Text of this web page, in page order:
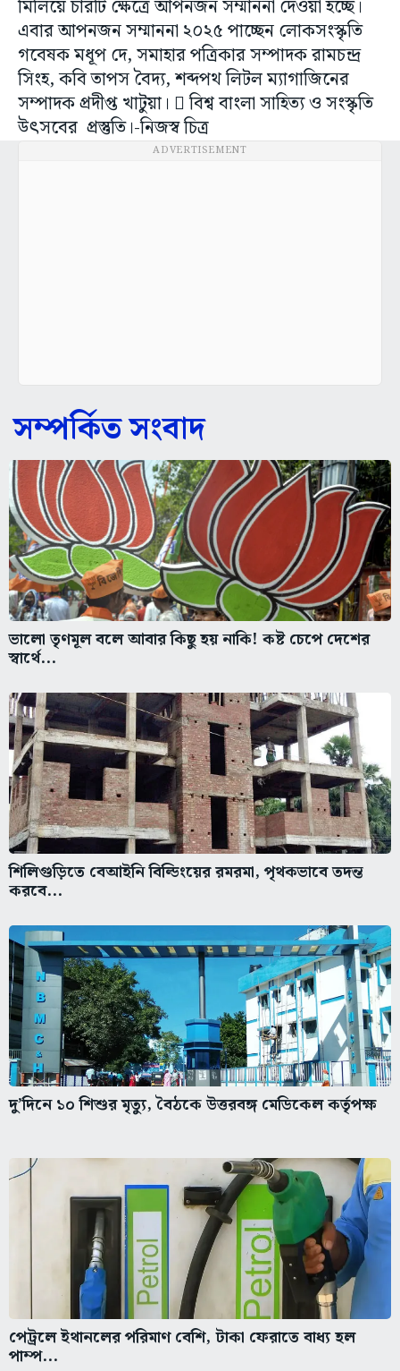
মিলিয়ে চারটি ক্ষেত্রে আপনজন সম্মাননা দেওয়া হচ্ছে।
এবার আপনজন সম্মাননা ২০২৫ পাচ্ছেন লোকসংস্কৃতি
গবেষক মধূপ দে, সমাহার পত্রিকার সম্পাদক রামচন্দ্র
সিংহ, কবি তাপস বৈদ্য, শব্দপথ লিটল ম্যাগাজিনের
সম্পাদক প্রদীপ্ত খাটুয়া।  বিশ্ব বাংলা সাহিত্য ও সংস্কৃতি
উৎসবের প্রস্তুতি।-নিজস্ব চিত্র
ADVERTISEMENT
সম্পর্কিত সংবাদ
ভালো তৃণমূল বলে আবার কিছু হয় নাকি! কষ্ট চেপে দেশের
স্বার্থে...
শিলিগুড়িতে বেআইনি বিল্ডিংয়ের রমরমা, পৃথকভাবে তদন্ত
করবে...
দু’দিনে ১০ শিশুর মৃত্যু, বৈঠকে উত্তরবঙ্গ মেডিকেল কর্তৃপক্ষ
পেট্রলে ইথানলের পরিমাণ বেশি, টাকা ফেরাতে বাধ্য হল
পাম্প...